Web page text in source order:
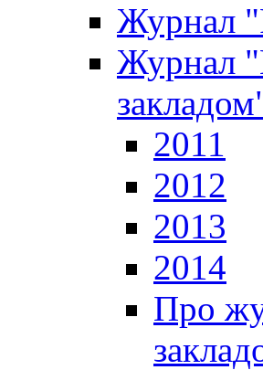
Журнал
Журнал
2011
2012
2013
2014
Про